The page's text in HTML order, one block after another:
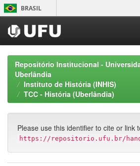
Skip
navigation
BRASIL
Repositório Institucional -
Uberlândia
Instituto de História (INHIS)
TCC - História (Uberlândia)
Please use this identifier to cite or link
https://repositorio.ufu.br/